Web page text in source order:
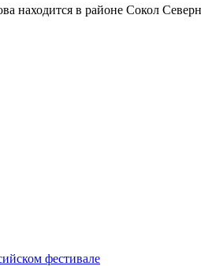
находится в районе Сокол
фестивале